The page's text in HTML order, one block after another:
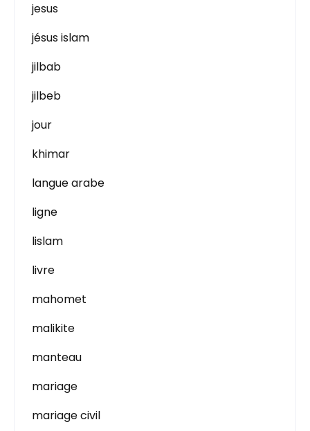
jesus
jésus islam
jilbab
jilbeb
jour
khimar
langue arabe
ligne
lislam
livre
mahomet
malikite
manteau
mariage
mariage civil